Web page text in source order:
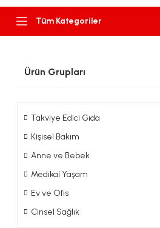
Tüm Kategoriler
Ürün Grupları
Takviye Edici Gıda
Kişisel Bakım
Anne ve Bebek
Medikal Yaşam
Ev ve Ofis
Cinsel Sağlık